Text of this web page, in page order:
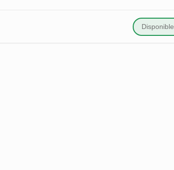
Disponible